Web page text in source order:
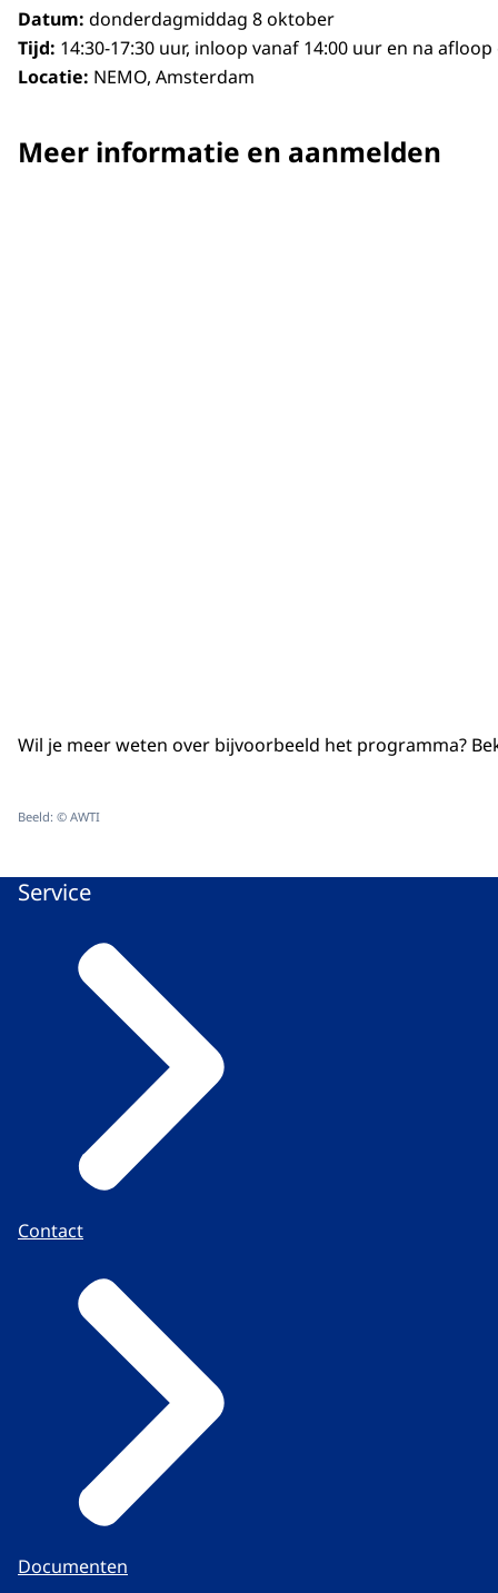
Datum: donderdagmiddag 8 oktober
Tijd: 14:30-17:30 uur, inloop vanaf 14:00 uur en na
Locatie: NEMO, Amsterdam
Meer informatie en aanmelden
Wil je meer weten over bijvoorbeeld het programma?
Beeld: © AWTI
Service
Contact
Documenten